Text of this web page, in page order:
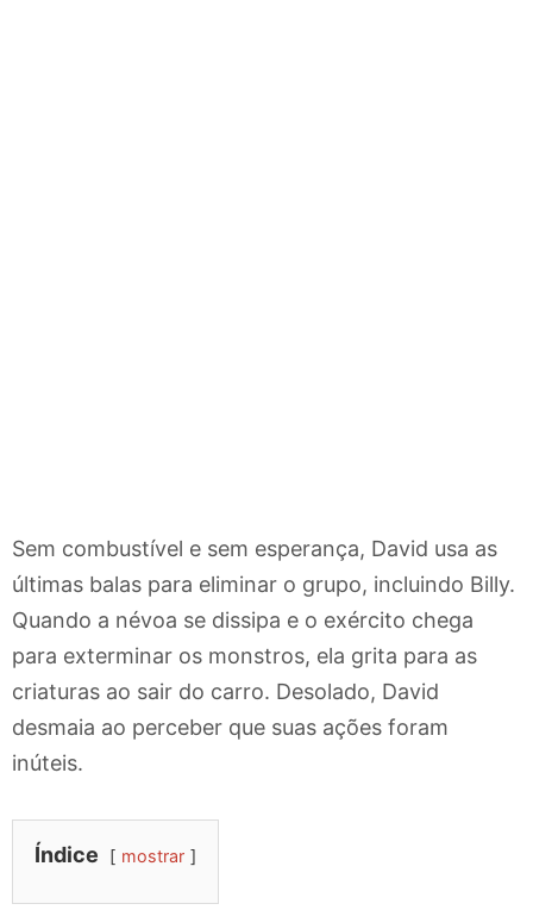
Sem combustível e sem esperança, David usa as
últimas balas para eliminar o grupo, incluindo Billy.
Quando a névoa se dissipa e o exército chega
para exterminar os monstros, ela grita para as
criaturas ao sair do carro. Desolado, David
desmaia ao perceber que suas ações foram
inúteis.
Índice mostrar